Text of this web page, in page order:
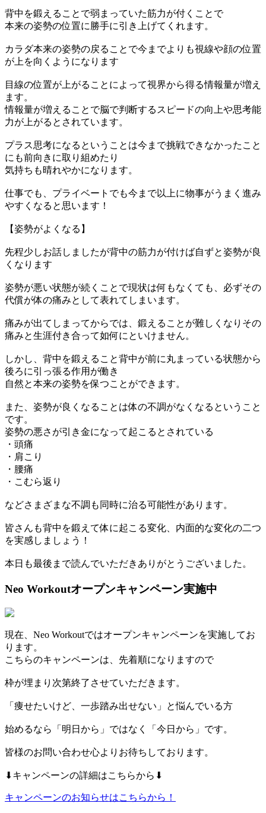
背中を鍛えることで弱まっていた筋力が付くことで
本来の姿勢の位置に勝手に引き上げてくれます。
カラダ本来の姿勢の戻ることで今までよりも視線や顔の位置
が上を向くようになります
目線の位置が上がることによって視界から得る情報量が増え
ます。
情報量が増えることで脳で判断するスピードの向上や思考能
力が上がるとされています。
プラス思考になるということは今まで挑戦できなかったこと
にも前向きに取り組めたり
気持ちも晴れやかになります。
仕事でも、プライベートでも今まで以上に物事がうまく進み
やすくなると思います！
【姿勢がよくなる】
先程少しお話しましたが背中の筋力が付けば自ずと姿勢が良
くなります
姿勢が悪い状態が続くことで現状は何もなくても、必ずその
代償が体の痛みとして表れてしまいます。
痛みが出てしまってからでは、鍛えることが難しくなりその
痛みと生涯付き合って如何にといけません。
しかし、背中を鍛えること背中が前に丸まっている状態から
後ろに引っ張る作用が働き
自然と本来の姿勢を保つことができます。
また、姿勢が良くなることは体の不調がなくなるということ
です。
姿勢の悪さが引き金になって起こるとされている
・頭痛
・肩こり
・腰痛
・こむら返り
などさまざまな不調も同時に治る可能性があります。
皆さんも背中を鍛えて体に起こる変化、内面的な変化の二つ
を実感しましょう！
本日も最後まで読んでいただきありがとうございました。
Neo Workoutオープンキャンペーン実施中
現在、Neo Workoutではオープンキャンペーンを実施してお
ります。
こちらのキャンペーンは、先着順になりますので
枠が埋まり次第終了させていただきます。
「痩せたいけど、一歩踏み出せない」と悩んでいる方
始めるなら「明日から」ではなく「今日から」です。
皆様のお問い合わせ心よりお待ちしております。
⬇︎キャンペーンの詳細はこちらから⬇︎
キャンペーンのお知らせはこちらから！